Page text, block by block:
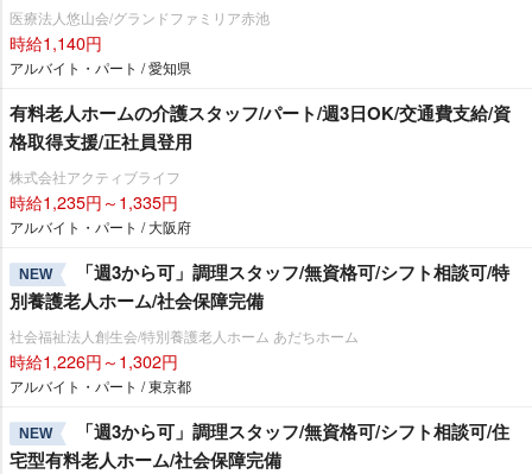
医療法人悠山会/グランドファミリア赤池
時給1,140円
アルバイト・パート / 愛知県
有料老人ホームの介護スタッフ/パート/週3日OK/交通費支給/資
格取得支援/正社員登用
株式会社アクティブライフ
時給1,235円～1,335円
アルバイト・パート / 大阪府
NEW
「週3から可」調理スタッフ/無資格可/シフト相談可/特
別養護老人ホーム/社会保障完備
社会福祉法人創生会/特別養護老人ホーム あだちホーム
時給1,226円～1,302円
アルバイト・パート / 東京都
NEW
「週3から可」調理スタッフ/無資格可/シフト相談可/住
宅型有料老人ホーム/社会保障完備